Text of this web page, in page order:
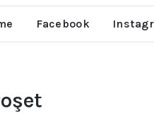
Facebook